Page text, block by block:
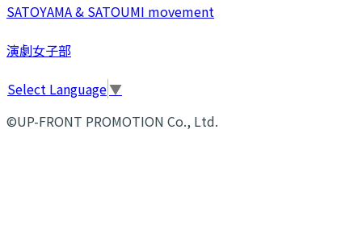
SATOYAMA & SATOUMI movement
演劇女子部
Select Language▼
©UP-FRONT PROMOTION Co., Ltd.